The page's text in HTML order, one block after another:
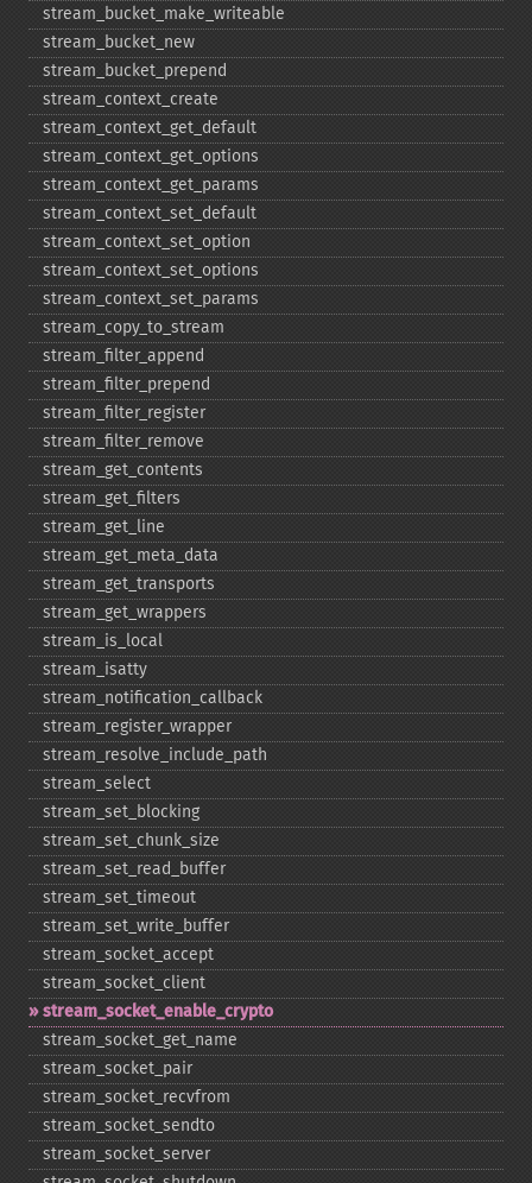
stream_​bucket_​make_​writeable
stream_​bucket_​new
stream_​bucket_​prepend
stream_​context_​create
stream_​context_​get_​default
stream_​context_​get_​options
stream_​context_​get_​params
stream_​context_​set_​default
stream_​context_​set_​option
stream_​context_​set_​options
stream_​context_​set_​params
stream_​copy_​to_​stream
stream_​filter_​append
stream_​filter_​prepend
stream_​filter_​register
stream_​filter_​remove
stream_​get_​contents
stream_​get_​filters
stream_​get_​line
stream_​get_​meta_​data
stream_​get_​transports
stream_​get_​wrappers
stream_​is_​local
stream_​isatty
stream_​notification_​callback
stream_​register_​wrapper
stream_​resolve_​include_​path
stream_​select
stream_​set_​blocking
stream_​set_​chunk_​size
stream_​set_​read_​buffer
stream_​set_​timeout
stream_​set_​write_​buffer
stream_​socket_​accept
stream_​socket_​client
stream_​socket_​enable_​crypto
stream_​socket_​get_​name
stream_​socket_​pair
stream_​socket_​recvfrom
stream_​socket_​sendto
stream_​socket_​server